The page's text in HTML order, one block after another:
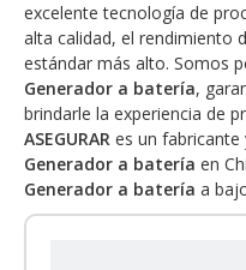
excelente tecnología de
alta calidad, el rendimiento
estándar más alto. Somos
Generador a batería,
brindarle la experiencia de
ASEGURAR es un
Generador a batería en
Generador a batería a